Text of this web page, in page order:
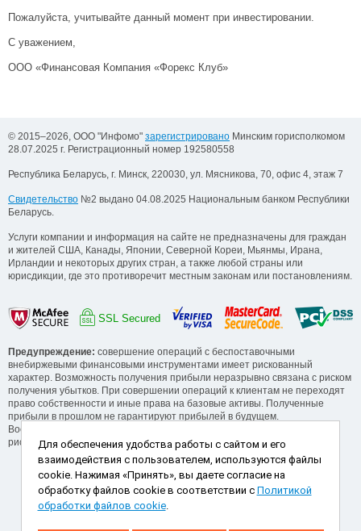
Пожалуйста, учитывайте данный момент при инвестировании.
С уважением,
ООО «Финансовая Компания «Форекс Клуб»
© 2015–2026, ООО "Инфомо" зарегистрировано Минским горисполкомом
28.07.2025 г. Регистрационный номер 192580558
Республика Беларусь, г. Минск, 220030, ул. Мясникова, 70, офис 4, этаж 7
Свидетельство №2 выдано 04.08.2025 Национальным банком Республики
Беларусь.
Услуги компании и информация на сайте не предназначены для граждан
и жителей США, Канады, Японии, Северной Кореи, Мьянмы, Ирана,
Ирландии и некоторых других стран, а также любой страны или
юрисдикции, где это противоречит местным законам или постановлениям.
SSL Secured
Предупреждение: совершение операций с беспоставочными
внебиржевыми финансовыми инструментами имеет рискованный
характер. Возможность получения прибыли неразрывно связана с риском
получения убытков. При совершении операций к клиентам не переходят
право собственности и иные права на базовые активы. Полученные
прибыли в прошлом не гарантируют прибылей в будущем.
Воспользуйтесь обучающими сервисами от компании для понимания
рисков, прежде, чем начинать операции.
Способы пополнения и снятия
Для обеспечения удобства работы с сайтом и его
взаимодействия с пользователем, используются файлы
cookie. Нажимая «Принять», вы даете согласие на
обработку файлов cookie в соответствии с Политикой
обработки файлов cookie.